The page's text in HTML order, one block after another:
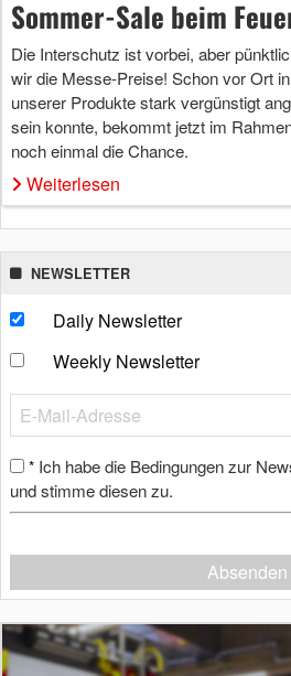
Sommer-Sale beim
Die Interschutz ist vorbei, aber
wir die Messe-Preise! Schon vor Ort
unserer Produkte stark vergünstigt
sein konnte, bekommt jetzt im
noch einmal die Chance.
Weiterlesen
NEWSLETTER
Daily Newsletter
Weekly Newsletter
* Ich habe die Bedingungen zur
und stimme diesen zu.
Absenden